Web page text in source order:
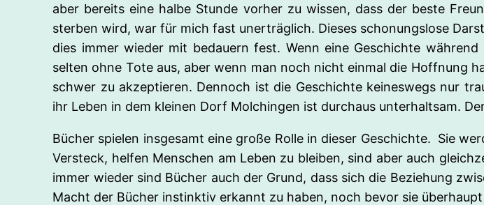
aber bereits eine halbe Stunde vorher zu wissen, dass der beste
sterben wird, war für mich fast unerträglich. Dieses schonungslose
dies immer wieder mit bedauern fest. Wenn eine Geschichte
selten ohne Tote aus, aber wenn man noch nicht einmal die Hoffnung
schwer zu akzeptieren. Dennoch ist die Geschichte keineswegs nur
ihr Leben in dem kleinen Dorf Molchingen ist durchaus unterhaltsam.
Bücher spielen insgesamt eine große Rolle in dieser Geschichte. Sie
Versteck, helfen Menschen am Leben zu bleiben, sind aber auch
immer wieder sind Bücher auch der Grund, dass sich die Beziehung
Macht der Bücher instinktiv erkannt zu haben, noch bevor sie